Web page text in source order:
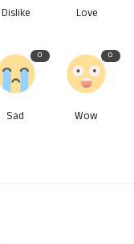
Dislike Love
0
Sad
0
Wow